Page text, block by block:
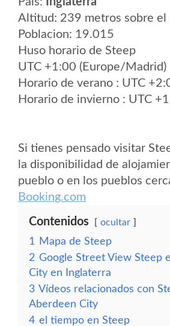
Altitud: 239 metros sobre el
Poblacion: 19.015
Huso horario de Steep
UTC +1:00 (Europe/Madrid)
Horario de verano : UTC
Horario de invierno : UTC
Si tienes pensado visitar
la disponibilidad de
pueblo o en los pueblos
Booking.com
Contenidos ocultar
1
Mapa de Steep
2 Google Street View Steep
City en Inglaterra
3 Vídeos relacionados con
Aberdeen City
4 el tiempo en Steep